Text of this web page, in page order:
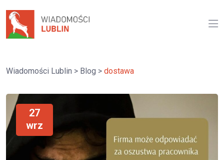
Wiadomości Lublin > Blog > dostawa
27
wrz